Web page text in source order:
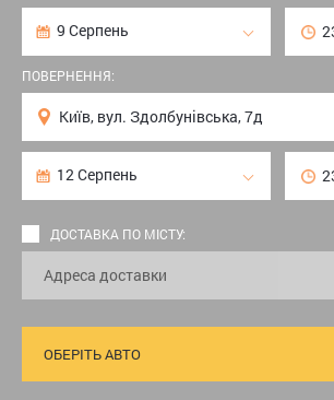
ПОВЕРНЕННЯ:
ДОСТАВКА ПО МІСТУ: